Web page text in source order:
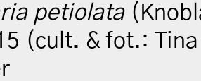
petiolata
(cult. & fot.: